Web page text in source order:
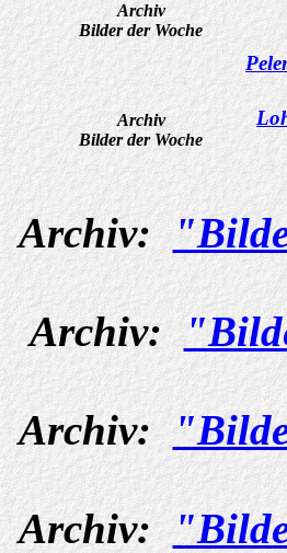
Archiv
Bilder der Woche
Archiv
Bilder der Woche
Archiv:
Archiv:
Archiv:
Archiv: